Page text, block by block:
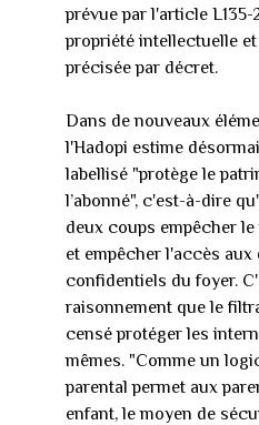
prévue par l'article
propriété intellectuelle
précisée par décret.
Dans de nouveaux
l'Hadopi estime
labellisé "protège le
l’abonné", c'est-à-dire
deux coups empêcher
et empêcher l'accès aux
confidentiels du foyer.
raisonnement que le
censé protéger les
mêmes. "Comme un
parental permet aux
enfant, le moyen de